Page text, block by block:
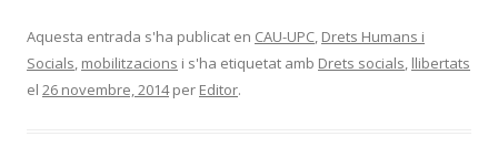
Aquesta entrada s'ha publicat en CAU-UPC Drets Humans i
Socials mobilitzacions i s'ha etiquetat amb Drets socials llibertats
el 26 novembre, 2014per Editor.